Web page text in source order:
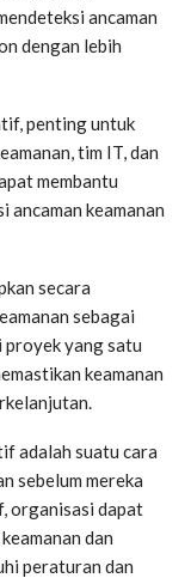
ancaman
dengan lebih
penting untuk
tim IT, dan
membantu
keamanan
secara
sebagai
proyek yang satu
keamanan
adalah suatu cara
sebelum mereka
organisasi dapat
dan
peraturan dan